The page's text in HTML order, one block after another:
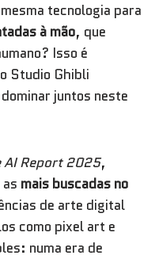
tecnologia para
à mão, que
Isso é
Studio Ghibli
juntos neste
AI Report 2025,
mais buscadas no
de arte digital
como pixel art e
numa era de